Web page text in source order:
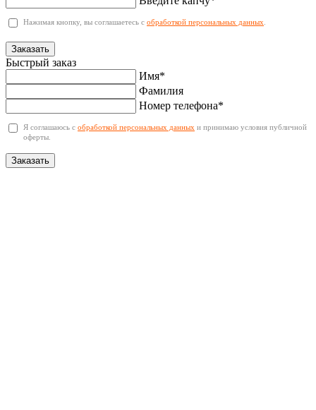
Нажимая кнопку, вы соглашаетесь с обработкой персональных данных
Заказать
Быстрый заказ
Имя*
Фамилия
Номер телефона*
Я соглашаюсь с обработкой персональных данных и принимаю условия публичной
оферты.